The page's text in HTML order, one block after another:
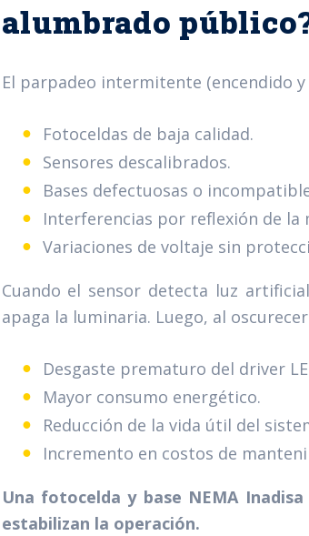
alumbrado
El parpadeo intermitente (encendido
Fotoceldas de baja calidad.
Sensores descalibrados.
Bases defectuosas o
Interferencias por reflexión de la
Variaciones de voltaje sin
Cuando el sensor detecta luz
apaga la luminaria. Luego, al
Desgaste prematuro del driver
Mayor consumo energético.
Reducción de la vida útil del
Incremento en costos de
Una fotocelda y base NEMA
estabilizan la operación.